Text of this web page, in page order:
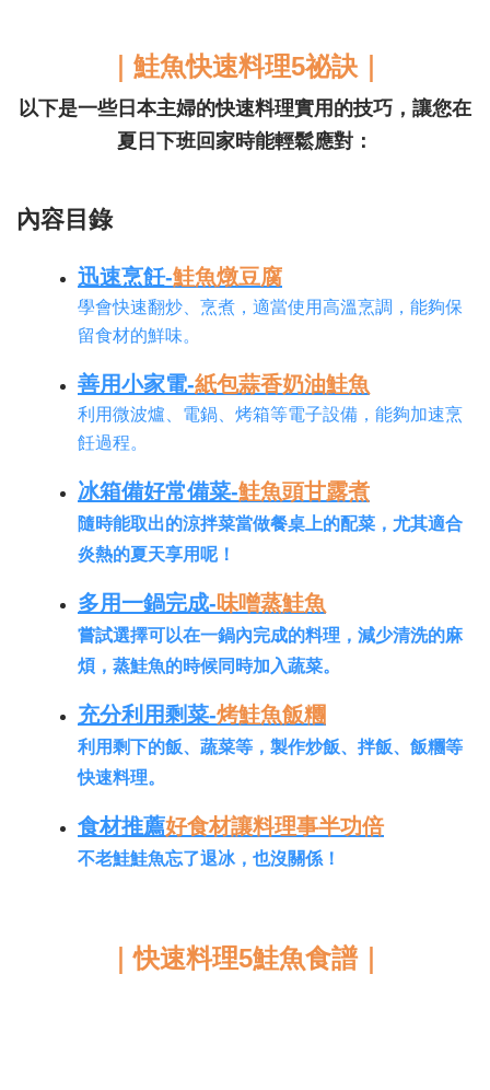
｜鮭魚快速料理5祕訣｜
以下是一些日本主婦的快速料理實用的技巧，讓您在
夏日下班回家時能輕鬆應對：
內容目錄
迅速烹飪-鮭魚燉豆腐
學會快速翻炒、烹煮，適當使用高溫烹調，能夠保
留食材的鮮味。
善用小家電-紙包蒜香奶油鮭魚
利用微波爐、電鍋、烤箱等電子設備，能夠加速烹
飪過程。
冰箱備好常備菜-鮭魚頭甘露煮
隨時能取出的涼拌菜當做餐桌上的配菜，尤其適合
炎熱的夏天享用呢！
多用一鍋完成-味噌蒸鮭魚
嘗試選擇可以在一鍋內完成的料理，減少清洗的麻
煩，蒸鮭魚的時候同時加入蔬菜。
充分利用剩菜-烤鮭魚飯糰
利用剩下的飯、蔬菜等，製作炒飯、拌飯、飯糰等
快速料理。
食材推薦好食材讓料理事半功倍
不老鮭鮭魚忘了退冰，也沒關係！
｜快速料理5鮭魚食譜｜